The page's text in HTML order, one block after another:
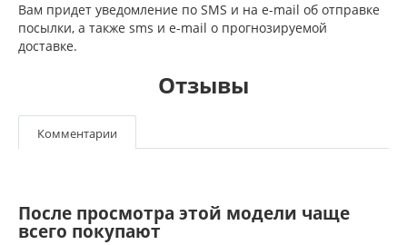
Вам придет уведомление по SMS и на e-mail об отправке
посылки, а также sms и e-mail о прогнозируемой
доставке.
Отзывы
Комментарии
После просмотра этой модели чаще
всего покупают